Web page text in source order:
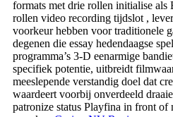
formats met drie rollen initialise
rollen video recording tijdslot ,
voorkeur hebben voor traditionele
degenen die essay hedendaagse
programma’s 3-D eenarmige
specifiek potentie, uitbreidt
meeslepende verstandig doel dat
waardeert voorbij onverdeeld
patronize status Playfina in front of